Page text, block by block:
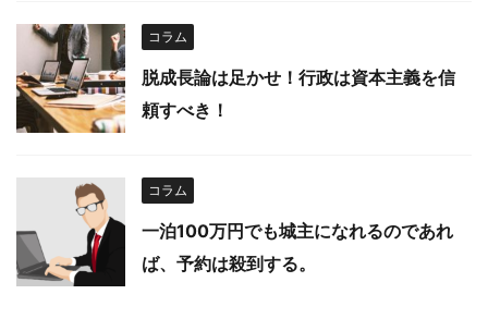
コラム
脱成長論は足かせ！行政は資本主義を信
頼すべき！
コラム
一泊100万円でも城主になれるのであれ
ば、予約は殺到する。